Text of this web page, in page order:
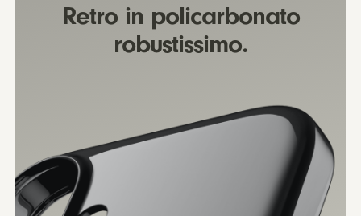
Retro in policarbonato
robustissimo.